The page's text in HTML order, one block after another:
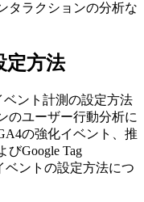
タラクションの分析な
定方法
ベント計測の設定方法
のユーザー行動分析に
の強化イベント、推
Google Tag
ベントの設定方法につ